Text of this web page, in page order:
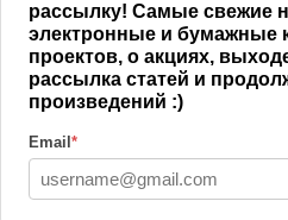
КУПИТЬ
Поделиться
рассылку! Самые свежие
электронные и бумажные
проектов, о акциях,
рассылка статей и
произведений :)
Email *
Writer WordPress Theme